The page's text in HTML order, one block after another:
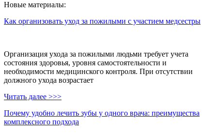
Новые материалы:
Как организовать уход за пожилыми с участием медсестры
Организация ухода за пожилыми людьми требует учета
состояния здоровья, уровня самостоятельности и
необходимости медицинского контроля. При отсутствии
должного ухода возрастает
Читать далее >>>
Почему удобно лечить зубы у одного врача: преимущества
комплексного подхода